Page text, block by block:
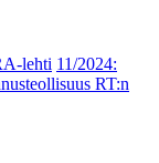
lehti 11/2024:
RT:n